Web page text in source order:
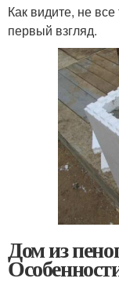
Как видите, не
первый взгляд.
Дом из